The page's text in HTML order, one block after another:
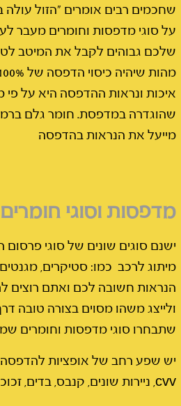
שחכמים רבים אומרים "הזול
על סוגי מדפסות וחומרים מעבר
שלכם גבוהים לקבל את המיטב
איכות ונראות ההדפסה היא על
שהוגדרה במדפסת. חומר גלם
מייעל את הנראות בהדפסה
מדפסות וסוגי
ישנם סוגים שונים של סוגי
מיתוג לרכב כמו: סטיקרים,
הנראות חשובה לכם ואתם רוצים
ולייצג משהו מסוים בצורה טובה
שתבחרו סוגי מדפסות וחומרים
יש שפע רחב של אופציות
cvv, ניירות שונים, קנבס, בדים, זכוכית ועוד.